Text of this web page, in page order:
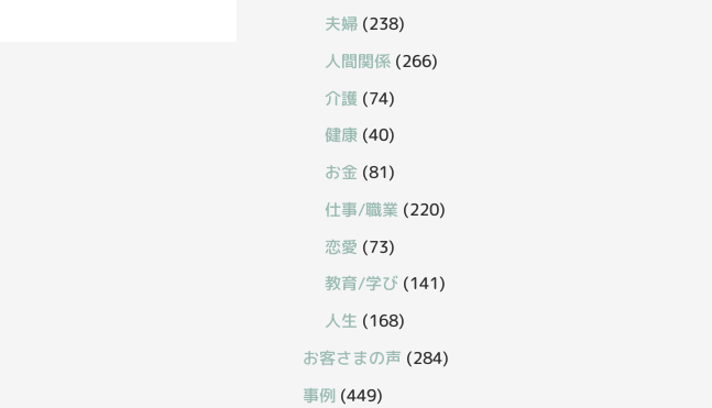
夫婦 (238)
人間関係 (266)
介護 (74)
健康 (40)
お金 (81)
仕事/職業 (220)
恋愛 (73)
教育/学び (141)
人生 (168)
お客さまの声 (284)
事例 (449)